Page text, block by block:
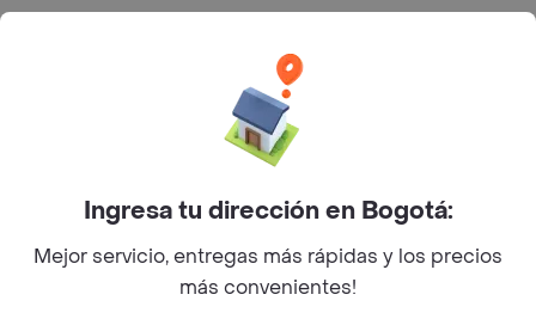
Facebook
Twitter
Instagram
©2026Rappi Inc. All rights reserved.
Ingresa tu dirección en Bogotá:
Mejor servicio, entregas más rápidas y los precios
más convenientes!